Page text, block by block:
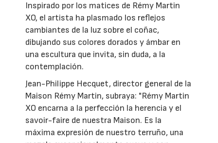
Inspirado por los matices de Rémy Martin
XO, el artista ha plasmado los reflejos
cambiantes de la luz sobre el coñac,
dibujando sus colores dorados y ámbar en
una escultura que invita, sin duda, a la
contemplación.
Jean-Philippe Hecquet, director general de la
Maison Rémy Martin, subraya: "Rémy Martin
XO encarna a la perfección la herencia y el
savoir-faire de nuestra Maison. Es la
máxima expresión de nuestro terruño, una